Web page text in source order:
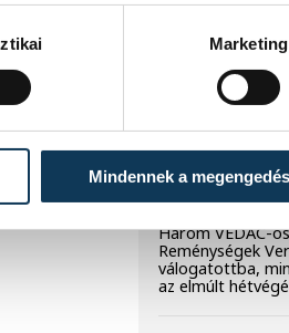
Marketing
Mindennek a
SPORT
Súlyos
Három VEDAC-
Reménységek
válogatottba,
az elmúlt